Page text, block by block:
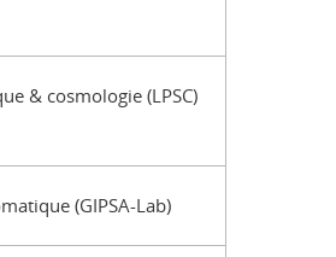
& cosmologie (LPSC)
(GIPSA-Lab)